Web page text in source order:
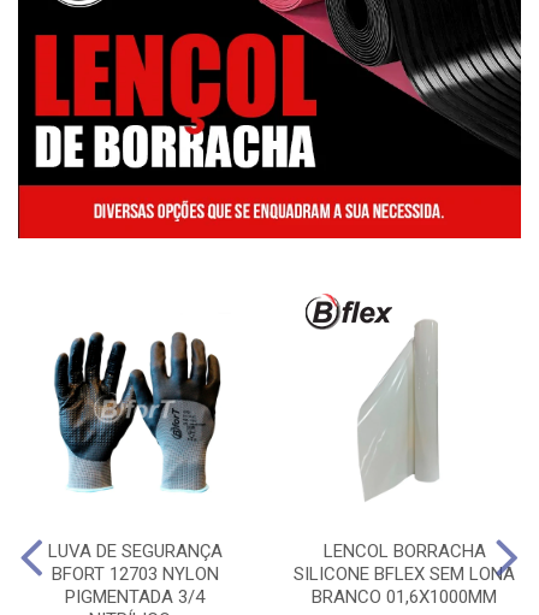
LUVA DE SEGURANÇA
BFORT 12703 NYLON
PIGMENTADA 3/4
LENCOL BORRACHA
SILICONE BFLEX SEM LONA
BRANCO 01,6X1000MM